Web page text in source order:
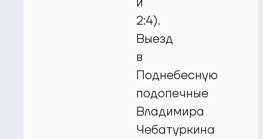
2:4).
Выезд
в
Поднебесную
подопечные
Владимира
Чебатуркина